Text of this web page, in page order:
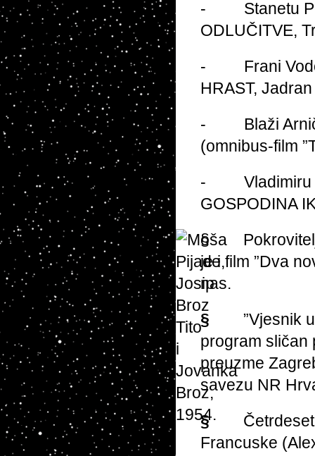
- Stanetu
ODLUČITVE,
- Frani
HRAST,
- Blaži Arniču
(omnibus-film
- Vladimiru
GOSPODINA
§ Pokrovitelj
je i film ”Dva
nas.
§ ”Vjesnik
program sličan
preuzme
savezu NR
§
Francuske